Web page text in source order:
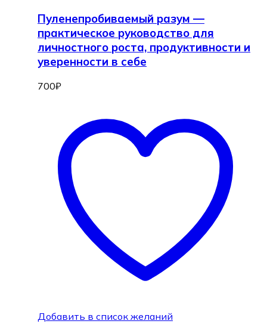
Пуленепробиваемый разум —
практическое руководство для
личностного роста, продуктивности и
уверенности в себе
700₽
Добавить в список желаний